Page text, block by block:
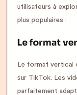
utilisateurs à
plus populaires :
Le format
Le format vertical
sur TikTok. Les
parfaitement